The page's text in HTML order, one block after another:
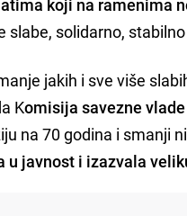
solidarno,
jakih i sve više
Komisija savezne
na 70 godina i smanji
u javnost i izazvala